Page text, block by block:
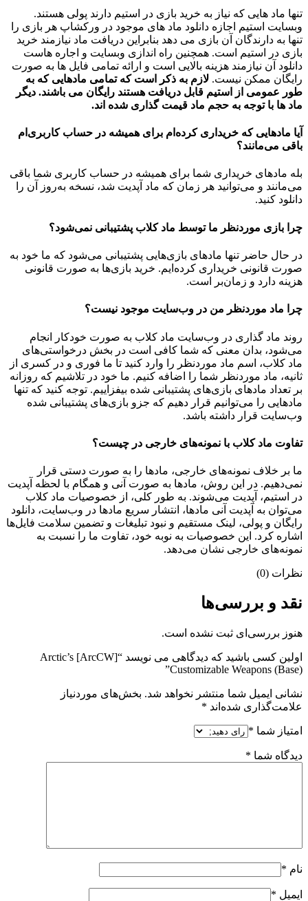
تنها ماد هایی که نیاز به خرید بازی در استیم دارند پولی هستند.
وبسایت استیم اجازه دانلود ماد های موجود در ورکشاپ هر بازی را
تنها به دارندگان آن بازی می دهد بنابراین دریافت ماد نیازمند خرید
بازی در استیم است. همچنین راه اندازی وبسایت و اجاره هاست
دانلود آن نیازمند هزینه بالایی است و ارائه تمامی فایل ها به صورت
رایگان ممکن نیست. لازم به ذکر است که تمامی مادهایی که به
طور عمومی از استیم قابل دریافت هستند رایگان می باشند. دیگر
ماد ها با توجه به حجم ماد قیمت گذاری شده اند.
آیا مادهایی که خریداری کرده‌ام برای همیشه در حساب‌ کاربری‌ام
باقی می‌مانند؟
بله مادهای خریداری شما برای همیشه در حساب کاربری شما باقی
می‌مانند و می‌توانید هر زمان که ماد آپدیت شد، نسخه به‌روز آن را
دانلود کنید.
چرا بازی موردنظر ما توسط ماد کلاب پشتیبانی نمی‌شود؟
در حال حاضر تنها مادهای بازی‌هایی پشتیبانی می‌شود که ما خود به
صورت قانونی خریداری کرده‌ایم. خرید بازی‌ها به صورت قانونی
هزینه دارد و زمان‌بر است.
چرا ماد موردنظر من در وب‌سایت موجود نیست؟
روند ماد گذاری در وب‌سایت ماد کلاب به صورت خودکار انجام
می‌شود، بدان معنی که شما کافی است در بخش درخواستی‌های
ماد کلاب، اسم ماد موردنظر را وارد کنید تا ما فوری و در کسری از
ثانیه، ماد موردنظر شما را اضافه کنیم. ما خود در تلاشیم که روزانه
بر تعداد مادهای بازی‌های پشتیبانی شده بیفزاییم. توجه کنید که تنها
مادهایی را می‌توانیم قرار دهیم که جزو بازی‌های پشتیبانی شده
وب‌سایت قرار داشته باشد.
تفاوت ماد کلاب با نمونه‌های خارجی در چیست؟
ما بر خلاف نمونه‌های خارجی، مادها را به صورت دستی قرار
نمی‌دهیم. در این روش، مادها به صورت آنی و همگام با لحظه آپدیت
در استیم، آپدیت می‌شوند. به طور کلی، از خصوصیات ماد کلاب
می‌‌توان به آپدیت آنی مادها، انتشار سریع مادها در وب‌سایت، دانلود
رایگان و پولی، لینک مستقیم و نبود تبلیغات و تضمین سلامت فایل‌ها
اشاره کرد. این خصوصیات به نوبه خود، تفاوت ما را نسبت به
نمونه‌های خارجی نشان می‌دهد.
نظرات (0)
نقد و بررسی‌ها
هنوز بررسی‌ای ثبت نشده است.
اولین کسی باشید که دیدگاهی می نویسد “[ArcCW] Arctic’s
Customizable Weapons (Base)”
نشانی ایمیل شما منتشر نخواهد شد. بخش‌های موردنیاز
علامت‌گذاری شده‌اند *
امتیاز شما *
دیدگاه شما *
نام *
ایمیل *